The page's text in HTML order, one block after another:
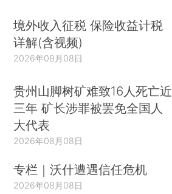
境外收入征税 保险收益计税
详解(含视频)
2026年08月08日
贵州山脚树矿难致16人死亡近
三年 矿长涉罪被罢免全国人
大代表
2026年08月08日
专栏｜沃什遭遇信任危机
2026年08月08日